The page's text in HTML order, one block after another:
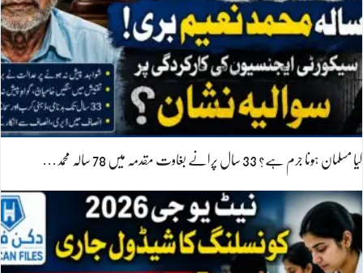
کیا مسلمان ہونا جرم ہے؟ 33 سال پرانے بغاوت مقدمہ میں 78 سالہ محمد…